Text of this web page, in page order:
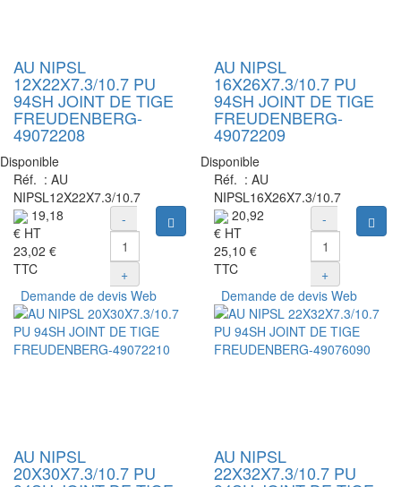
AU NIPSL
12X22X7.3/10.7 PU
94SH JOINT DE TIGE
FREUDENBERG-
49072208
Disponible
Réf. : AU
NIPSL12X22X7.3/10.7
19,18
€ HT
23,02 €
TTC
-
+
Ajouter au panier
AU NIPSL
16X26X7.3/10.7 PU
94SH JOINT DE TIGE
FREUDENBERG-
49072209
Disponible
Réf. : AU
NIPSL16X26X7.3/10.7
20,92
€ HT
25,10 €
TTC
-
+
Demande de devis Web
AU NIPSL
20X30X7.3/10.7 PU
Demande de devis Web
AU NIPSL
22X32X7.3/10.7 PU